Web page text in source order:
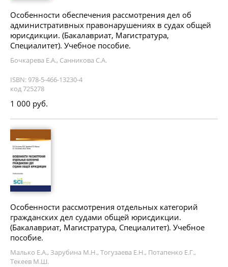
Особенности обеспечения рассмотрения дел об
административных правонарушениях в судах общей
юрисдикции. (Бакалавриат, Магистратура,
Специалитет). Учебное пособие.
Бочкарева Е.А., Санникова С.А.
ISBN: 978-5-466-13230-4
код 725278
1 000 руб.
Особенности рассмотрения отдельных категорий
гражданских дел судами общей юрисдикции.
(Бакалавриат, Магистратура, Специалитет). Учебное
пособие.
Малько Е.А., Зарубина М.Н., Тогузаева Е.Н., Потапенко Е.Г.,
Текеев М.Ш.